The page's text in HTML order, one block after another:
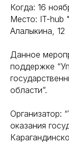
Когда: 16
Место: IT-hub
Алалыкина, 12
Данное
поддержке
области”.
Организатор:
оказания